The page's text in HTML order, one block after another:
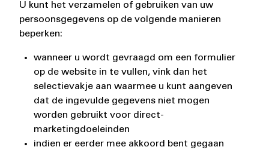
U kunt het verzamelen of gebruiken van uw
persoonsgegevens op de volgende manieren
beperken:
wanneer u wordt gevraagd om een formulier
op de website in te vullen, vink dan het
selectievakje aan waarmee u kunt aangeven
dat de ingevulde gegevens niet mogen
worden gebruikt voor direct-
marketingdoeleinden
indien er eerder mee akkoord bent gegaan